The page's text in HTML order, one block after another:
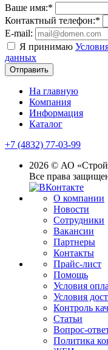
Ваше имя:*
Контактный телефон:*
E-mail:
Я принимаю
данных
Отправить
На главную
Компания
Информация
Каталог
+7 (4832) 77-03-99
2026 © АО
Все права
О компании
Новости
Сотрудники
Вакансии
Партнеры
Контакты
Прайс-лист
Помощь
Условия
Условия
Контроль
Статьи
Вопрос-
Политика